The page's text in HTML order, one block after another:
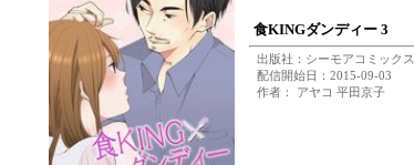
食KINGダンディー 3
出版社：シーモアコミックス
配信開始日：2015-09-03
作者： アヤコ 平田京子